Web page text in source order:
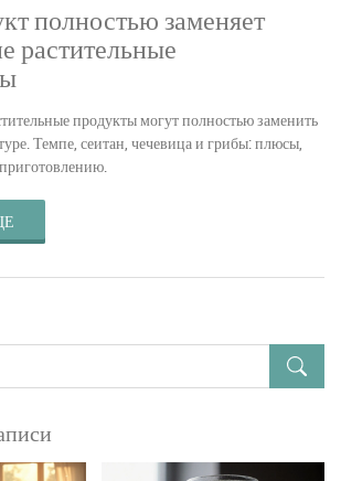
полностью заменяет
растительные
продукты могут полностью заменить
Темпе, сеитан, чечевица и грибы: плюсы,